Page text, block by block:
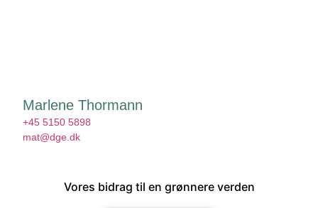
Vores bidrag til en grønnere verden​
Marlene Thormann
+45 5150 5898
mat@dge.dk